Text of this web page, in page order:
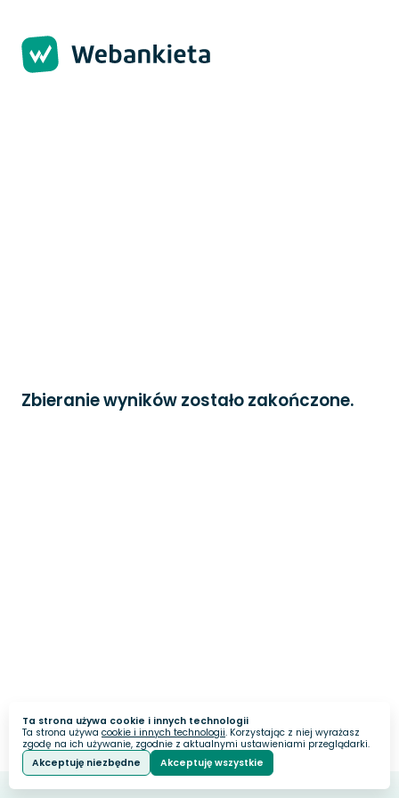
Ta strona używa cookie i innych technologii
Ta strona używa cookie i innych technologii. Korzystając z niej wyrażasz
zgodę na ich używanie, zgodnie z aktualnymi ustawieniami przeglądarki.
Akceptuję niezbędne
Akceptuję wszystkie
Zbieranie wyników zostało zakończone.